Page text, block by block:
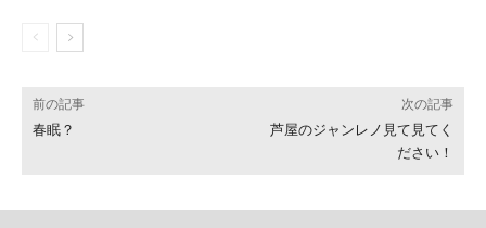
前の記事
春眠？
次の記事
芦屋のジャンレノ見て見てく
ださい！